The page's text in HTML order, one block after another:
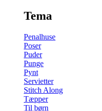
Tema
Penalhuse
Poser
Puder
Punge
Pynt
Servietter
Stitch Along
Tæpper
Til børn